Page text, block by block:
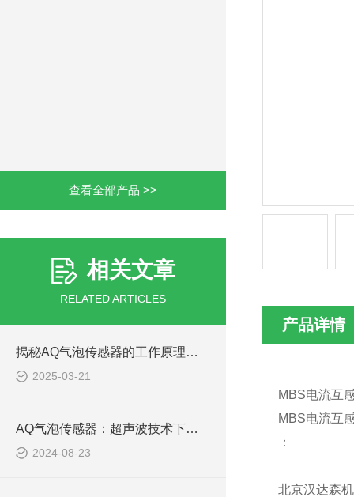
查看全部产品 >>
相关文章
RELATED ARTICLES
揭秘AQ气泡传感器的工作原理：精准探测气泡的奥秘
2025-03-21
AQ气泡传感器：超声波技术下的气泡监测专家
2024-08-23
产品详情
MBS电流互
MBS电流互
：
北京汉达森